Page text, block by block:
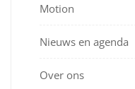
Motion
Nieuws en agenda
Over ons